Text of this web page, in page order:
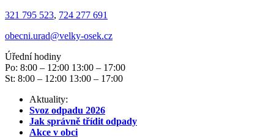
321 795 523, 724 277 691
obecni.urad@velky-osek.cz
Úřední hodiny
Po: 8:00 – 12:00 13:00 – 17:00
St: 8:00 – 12:00 13:00 – 17:00
Aktuality:
Svoz odpadu 2026
Jak správně třídit odpady
Akce v obci